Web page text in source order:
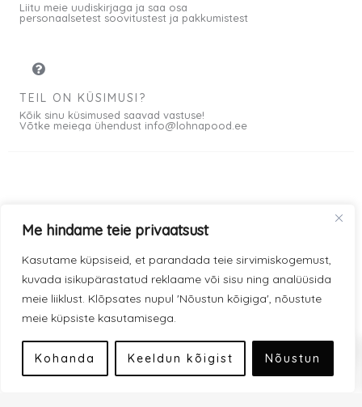
Me hindame teie privaatsust
Kasutame küpsiseid, et parandada teie sirvimiskogemust,
kuvada isikupärastatud reklaame või sisu ning analüüsida
meie liiklust. Klõpsates nupul 'Nõustun kõigiga', nõustute
meie küpsiste kasutamisega.
Kohanda Keeldun kõigist Nõustun
Liitu meie uudiskirjaga ja saa osa
personaalsetest soovitustest ja pakkumistest
TEIL ON KÜSIMUSI?
Kõik sinu küsimused saavad vastuse!
Võtke meiega ühendust info@lohnapood.ee
Meist
Privaatsuspoliitika
Müügitingimused
Kauba kohaletoimetamine
Modena makseviisid
© 2026 All rights
Reserved
F
a
c
b
o
o
I
n
s
a
g
r